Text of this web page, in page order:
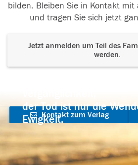
bilden. Bleiben Sie in Kontakt
und tragen Sie sich jetzt
Jetzt anmelden um Teil des
werden.
der Tod ist nur die
Ewigkeit.
Kontakt zum Verlag
aufnehmen